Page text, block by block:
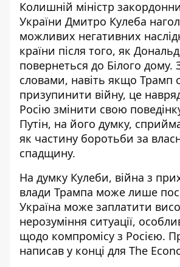
Колишній міністр
України Дмитро Кулеба
можливих негативних
країни після того, як
повернеться до Білого дому.
словами, навіть якщо Трамп
призупинити війну, це
Росію змінити свою
Путін, на його думку,
як частину боротьби за
спадщину.
На думку Кулеби, війна з
влади Трампа може лише
Україна може заплатити
нерозуміння ситуації,
щодо компромісу з Росією.
написав у конці для The